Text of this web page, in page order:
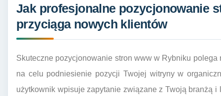
Jak profesjonalne pozycjonowanie
przyciąga nowych klientów
Skuteczne pozycjonowanie stron www w Rybniku polega
na celu podniesienie pozycji Twojej witryny w
użytkownik wpisuje zapytanie związane z Twoją branżą i